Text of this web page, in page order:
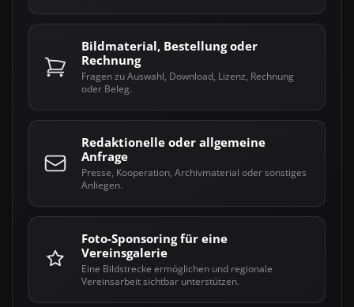
Bildmaterial, Bestellung oder
Rechnung
Fragen zu Auswahl, Download, Lizenz, Rechnung
oder Beleg.
Redaktionelle oder allgemeine
Anfrage
Presse, Kooperation, Archivmaterial oder sonstiges
Anliegen.
Foto-Sponsoring für eine
Vereinsgalerie
Eine Bildstrecke ermöglichen und regionale
Vereinsarbeit sichtbar unterstützen.